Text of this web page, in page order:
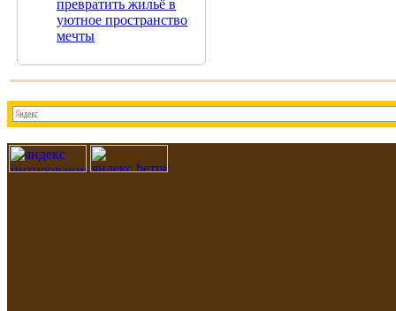
превратить жильё в
уютное пространство
мечты